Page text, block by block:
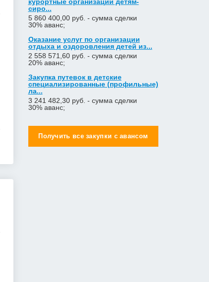
сиро...
5 860 400,00 руб. - сумма сделки
30% аванс;
Оказание услуг по организации
отдыха и оздоровления детей из...
2 558 571,60 руб. - сумма сделки
20% аванс;
Закупка путевок в детские
специализированные (профильные)
ла...
3 241 482,30 руб. - сумма сделки
30% аванс;
Получить все закупки с авансом